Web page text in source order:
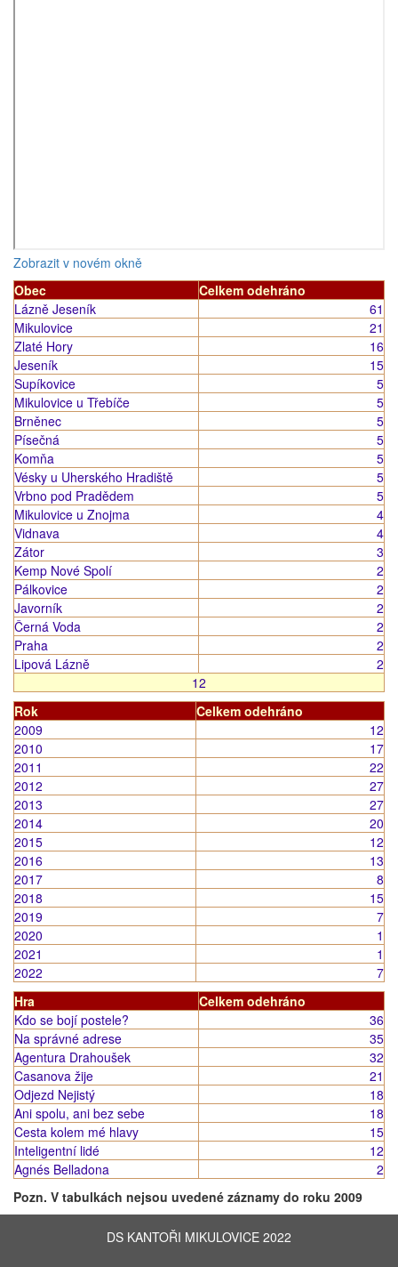
Zobrazit v novém okně
Obec
Celkem odehráno
Lázně Jeseník
61
Mikulovice
21
Zlaté Hory
16
Jeseník
15
Supíkovice
5
Mikulovice u Třebíče
5
Brněnec
5
Písečná
5
Komňa
5
Vésky u Uherského Hradiště
5
Vrbno pod Pradědem
5
Mikulovice u Znojma
4
Vidnava
4
Zátor
3
Kemp Nové Spolí
2
Pálkovice
2
Javorník
2
Černá Voda
2
Praha
2
Lipová Lázně
2
12
Rok
Celkem odehráno
2009
12
2010
17
2011
22
2012
27
2013
27
2014
20
2015
12
2016
13
2017
8
2018
15
2019
7
2020
1
2021
1
2022
7
Hra
Celkem odehráno
Kdo se bojí postele?
36
Na správné adrese
35
Agentura Drahoušek
32
Casanova žije
21
Odjezd Nejistý
18
Ani spolu, ani bez sebe
18
Cesta kolem mé hlavy
15
Inteligentní lidé
12
Agnés Belladona
2
Pozn. V tabulkách nejsou uvedené záznamy do roku 2009
DS KANTOŘI MIKULOVICE 2022